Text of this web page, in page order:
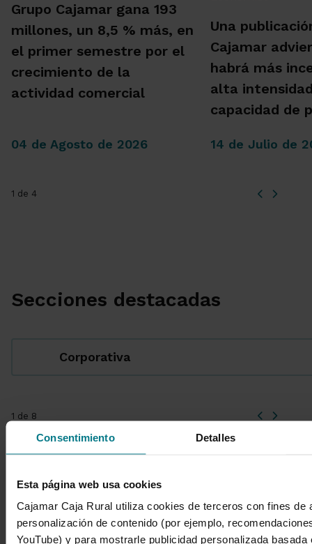
Consentimiento Detalles
Esta página web usa cookies
Cajamar Caja Rural utiliza cookies de terceros con fines de
personalización de contenido (por ejemplo,
YouTube) y para mostrarle publicidad personalizada
Grupo Cajamar gana 193
millones, un 8,5 % más, en
el primer semestre por el
crecimiento de la
actividad comercial
04 de Agosto de 2026
Una
Cajamar
habrá más
alta
capacidad de
14 de Julio de
1 de 4
Secciones destacadas
Corporativa
1 de 8
También te puede interesar